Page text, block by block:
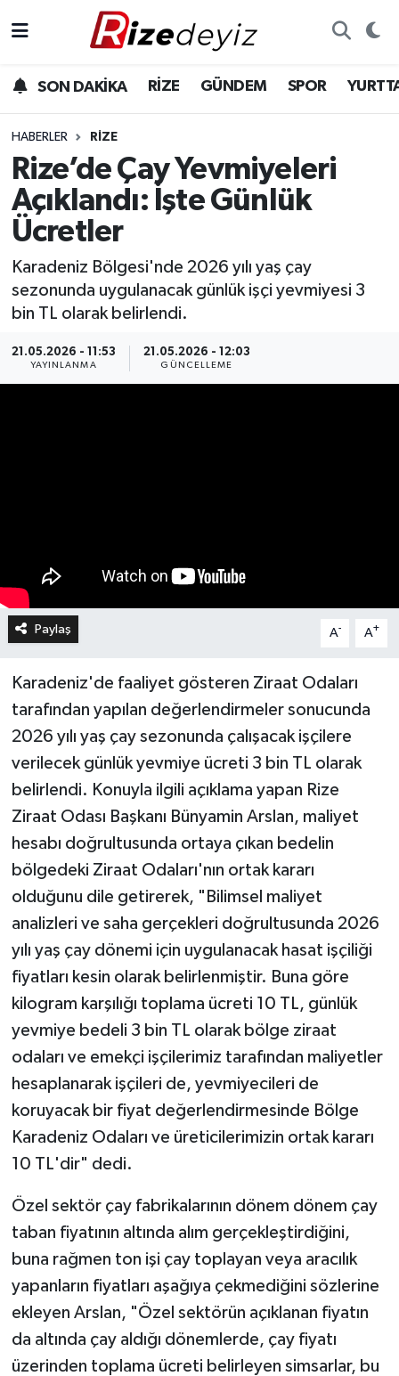
SON DAKİKA RİZE GÜNDEM SPOR
HABERLER RIZE
Rize’de Çay Yevmiyeleri
Açıklandı: İşte Günlük
Ücretler
Karadeniz Bölgesi'nde 2026 yılı yaş çay
sezonunda uygulanacak günlük işçi yevmiyesi 3
bin TL olarak belirlendi.
21.05.2026 - 11:53
YAYINLANMA
21.05.2026 - 12:03
GÜNCELLEME
Paylaş A- A+
Karadeniz'de faaliyet gösteren Ziraat Odaları
tarafından yapılan değerlendirmeler sonucunda
2026 yılı yaş çay sezonunda çalışacak işçilere
verilecek günlük yevmiye ücreti 3 bin TL olarak
belirlendi. Konuyla ilgili açıklama yapan Rize
Ziraat Odası Başkanı Bünyamin Arslan, maliyet
hesabı doğrultusunda ortaya çıkan bedelin
bölgedeki Ziraat Odaları'nın ortak kararı
olduğunu dile getirerek, "Bilimsel maliyet
analizleri ve saha gerçekleri doğrultusunda 2026
yılı yaş çay dönemi için uygulanacak hasat işçiliği
fiyatları kesin olarak belirlenmiştir. Buna göre
kilogram karşılığı toplama ücreti 10 TL, günlük
yevmiye bedeli 3 bin TL olarak bölge ziraat
odaları ve emekçi işçilerimiz tarafından maliyetler
hesaplanarak işçileri de, yevmiyecileri de
koruyacak bir fiyat değerlendirmesinde Bölge
Karadeniz Odaları ve üreticilerimizin ortak kararı
10 TL'dir" dedi.
Özel sektör çay fabrikalarının dönem dönem çay
taban fiyatının altında alım gerçekleştirdiğini,
buna rağmen ton işi çay toplayan veya aracılık
yapanların fiyatları aşağıya çekmediğini sözlerine
ekleyen Arslan, "Özel sektörün açıklanan fiyatın
da altında çay aldığı dönemlerde, çay fiyatı
üzerinden toplama ücreti belirleyen simsarlar, bu
Gündem
Yurttan Haberler
Ekonomi
Sağlık
Rize Hava Durumu
Rize Trafik Yoğunluk Haritası
Süper Lig Puan Durumu ve Fikstür
Son Dakika Haberleri